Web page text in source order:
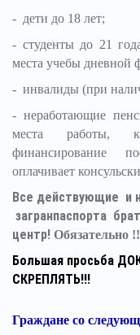
- дети до 18 лет;
- студенты до 21
места учебы дневной
- инвалиды (при
- неработающие
места работы,
финансирование
оплачивает
Все действующие и
загранпаспорта
центр! Обязательно
Большая просьба
СКРЕПЛЯТЬ!!!
Граждане со